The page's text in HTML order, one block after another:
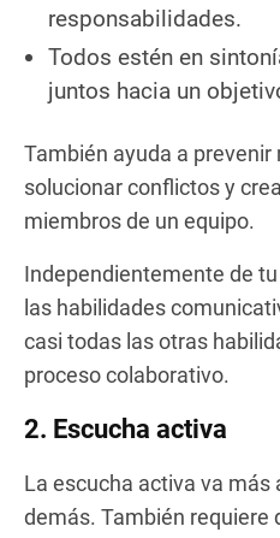
responsabilidades.
Todos estén en
juntos hacia un
También ayuda a prevenir
solucionar conflictos y
miembros de un equipo.
Independientemente de tu
las habilidades
casi todas las otras
proceso colaborativo.
2. Escucha activa
La escucha activa va más
demás. También requiere